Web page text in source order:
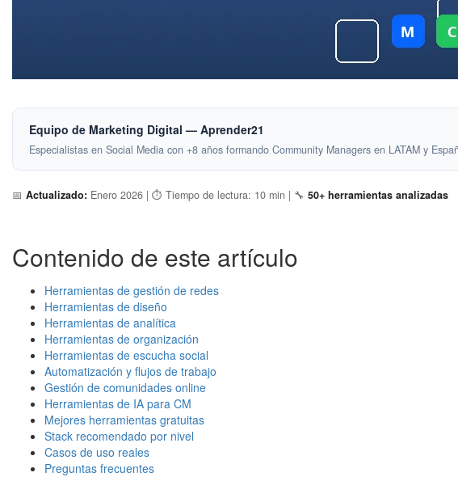
Equipo de Marketing Digital — Aprender21
Especialistas en Social Media con +8 años formando Community Managers en LATAM y
📅 Actualizado: Enero 2026 | ⏱️ Tiempo de lectura: 10 min | 🔧 50+ herramientas analizadas
Contenido de este artículo
Herramientas de gestión de redes
Herramientas de diseño
Herramientas de analítica
Herramientas de organización
Herramientas de escucha social
Automatización y flujos de trabajo
Gestión de comunidades online
Herramientas de IA para CM
Mejores herramientas gratuitas
Stack recomendado por nivel
Casos de uso reales
Preguntas frecuentes